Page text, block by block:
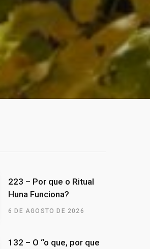
223 – Por que o Ritual
Huna Funciona?
6 DE AGOSTO DE 2026
132 – O “o que, por que